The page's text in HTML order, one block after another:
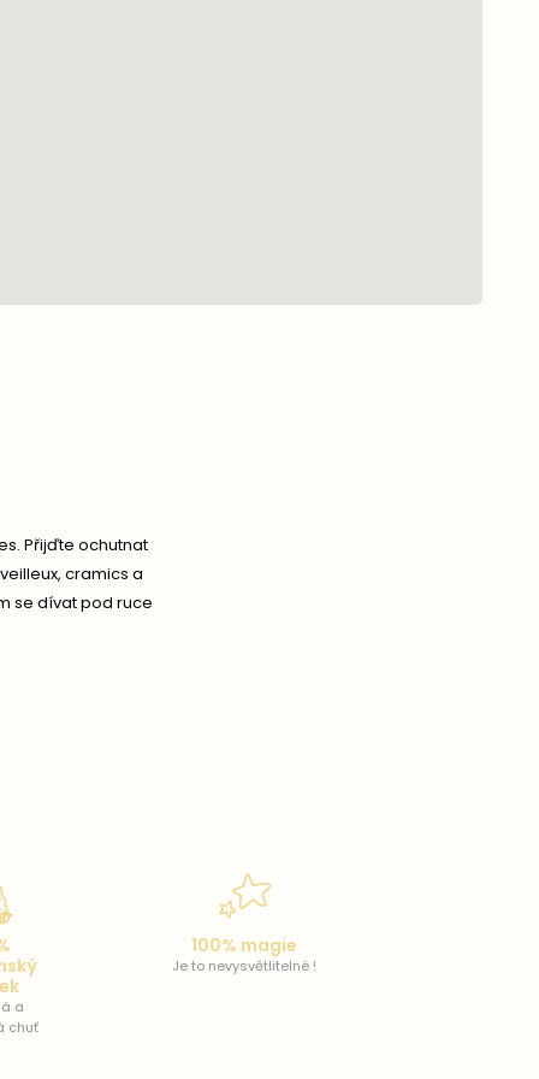
Přijďte ochutnat
cramics a
se dívat pod ruce
a
chuť
100% magie
Je to nevysvětlitelné !